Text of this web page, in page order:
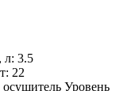
л: 3.5
22
осушитель Уровень